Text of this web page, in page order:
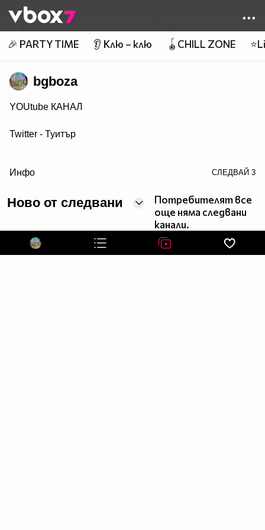
👾
🎉 PARTY TIME 👂 Клю – клю 🪀CHILL ZONE
bgboza
YOUtube КАНАЛ
Twitter - Туитър
С какво се занимавам можете да видите ТУК
УЕБ ДИЗАЙН
Инфо СЛЕДВАЙ 3
Ново от следвани
Потребителят все
още няма следвани
канали.